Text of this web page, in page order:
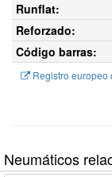
Runflat:
Reforzado:
Código barras:
Registro europeo
Neumáticos